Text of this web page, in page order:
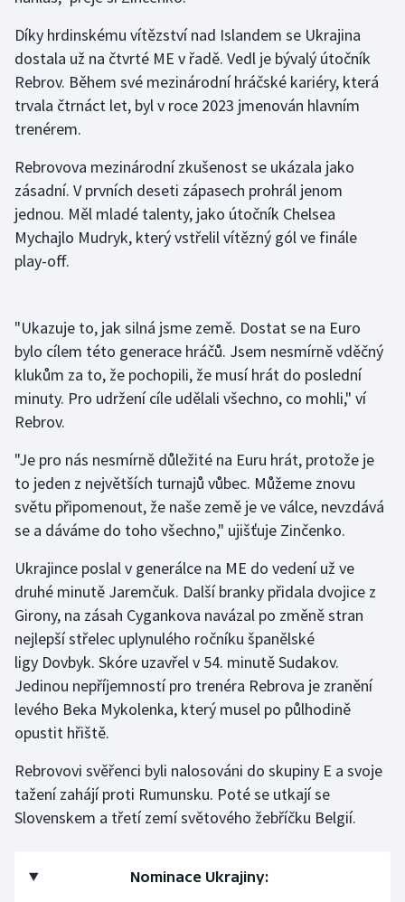
Díky hrdinskému vítězství nad Islandem se Ukrajina
dostala už na čtvrté ME v řadě. Vedl je bývalý útočník
Rebrov. Během své mezinárodní hráčské kariéry, která
trvala čtrnáct let, byl v roce 2023 jmenován hlavním
trenérem.
Rebrovova mezinárodní zkušenost se ukázala jako
zásadní. V prvních deseti zápasech prohrál jenom
jednou. Měl mladé talenty, jako útočník Chelsea
Mychajlo Mudryk, který vstřelil vítězný gól ve finále
play-off.
"Ukazuje to, jak silná jsme země. Dostat se na Euro
bylo cílem této generace hráčů. Jsem nesmírně vděčný
klukům za to, že pochopili, že musí hrát do poslední
minuty. Pro udržení cíle udělali všechno, co mohli," ví
Rebrov.
"Je pro nás nesmírně důležité na Euru hrát, protože je
to jeden z největších turnajů vůbec. Můžeme znovu
světu připomenout, že naše země je ve válce, nevzdává
se a dáváme do toho všechno," ujišťuje Zinčenko.
Ukrajince poslal v generálce na ME do vedení už ve
druhé minutě Jaremčuk. Další branky přidala dvojice z
Girony, na zásah Cygankova navázal po změně stran
nejlepší střelec uplynulého ročníku španělské
ligy Dovbyk. Skóre uzavřel v 54. minutě Sudakov.
Jedinou nepříjemností pro trenéra Rebrova je zranění
levého Beka Mykolenka, který musel po půlhodině
opustit hřiště.
Rebrovovi svěřenci byli nalosováni do skupiny E a svoje
tažení zahájí proti Rumunsku. Poté se utkají se
Slovenskem a třetí zemí světového žebříčku Belgií.
Nominace Ukrajiny: